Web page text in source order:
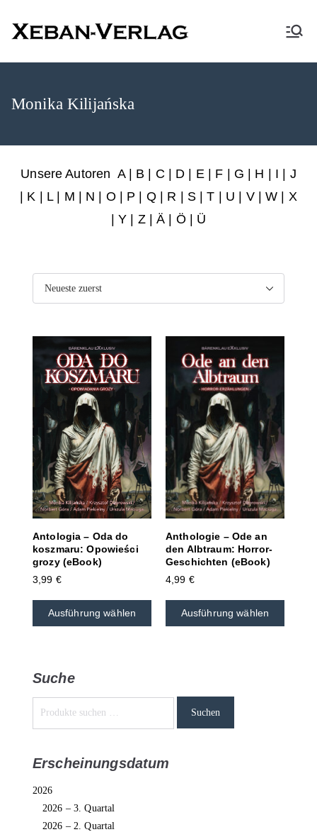
XEBAN-Verlag
Monika Kilijańska
Unsere Autoren A| B C D E| F G H I
J
K L| M N O P Q| R S |T U V|W
X
Y Z|Ä | Ö | Ü
Antologia – Oda do
koszmaru: Opowieści
grozy (eBook)
3,99 €
Ausführung wählen
Anthologie – Ode an
den Albtraum: Horror-
Geschichten (eBook)
4,99 €
Ausführung wählen
Suche
Suchen
Erscheinungsdatum
2026
2026 – 3. Quartal
2026 – 2. Quartal